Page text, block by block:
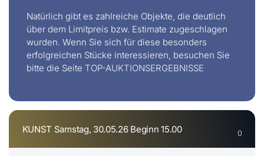
Natürlich gibt es zahlreiche Objekte, die deutlich
über dem Limitpreis bzw. Estimate zugeschlagen
wurden. Wenn Sie sich für diese besonders
erfolgreichen Stücke interessieren, besuchen Sie
bitte die Seite TOP-AUKTIONSERGEBNISSE
KUNST Samstag, 30.05.26 Beginn 15.00 0